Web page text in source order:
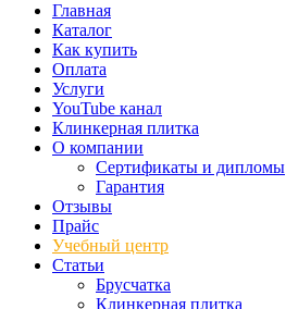
Главная
Каталог
Как купить
Оплата
Услуги
YouTube канал
Клинкерная плитка
О компании
Сертификаты и дипломы
Гарантия
Отзывы
Прайс
Учебный центр
Статьи
Брусчатка
Клинкерная плитка